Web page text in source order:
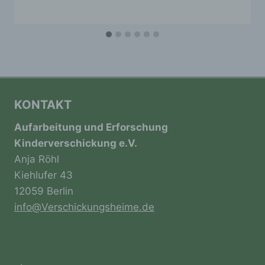
KONTAKT
Aufarbeitung und Erforschung
Kinderverschickung e.V.
Anja Röhl
Kiehlufer 43
12059 Berlin
info@Verschickungsheime.de
Personenbezogene Daten sind alle
Folgenden „betroffene Person") beziehen.
Person angesehen, die direkt oder indirekt,
insbesondere mittels Zuordnung zu einer
Kennung wie einem Namen, zu einer
Kennnummer, zu Standortdaten, zu einer
Online-Kennung oder zu einem oder
mehreren besonderen Merkmalen, die
Ausdruck der physischen, physiologischen,
kulturellen oder sozialen Identität dieser
natürlichen Person sind, identifiziert werden